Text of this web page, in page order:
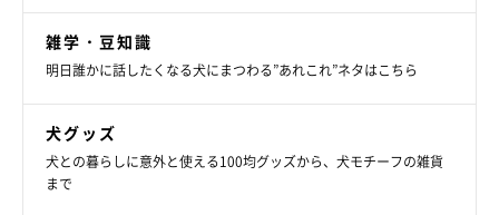
雑学・豆知識
明日誰かに話したくなる犬にまつわる”あれこれ”ネタはこちら
犬グッズ
犬との暮らしに意外と使える100均グッズから、犬モチーフの雑貨
まで